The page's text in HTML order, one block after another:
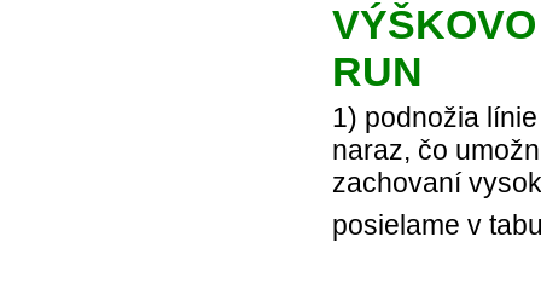
RUN
1) podnožia
naraz, čo
zachovaní
posielame v